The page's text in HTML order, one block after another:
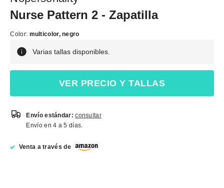
Nurse Pattern 2 - Zapatilla
Color: multicolor, negro
Varias tallas disponibles.
VER PRECIO Y TALLAS
Envío estándar:consultar
Envío en 4 a 5 días.
Venta a través de